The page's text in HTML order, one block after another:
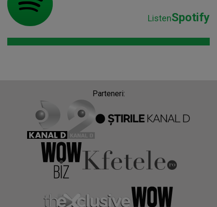
ListenSpotify
Parteneri: